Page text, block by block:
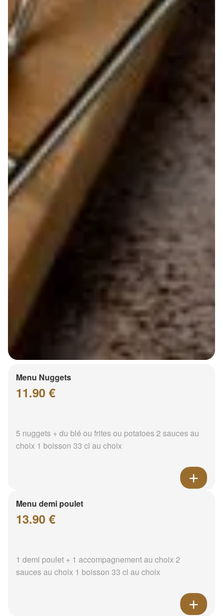
Menu Nuggets
11.90 €
5 nuggets + du blé ou frites ou potatoes 2 sauces au
choix 1 boisson 33 cl au choix
Menu demi poulet
13.90 €
1 demi poulet + 1 accompagnement au choix 2
sauces au choix 1 boisson 33 cl au choix